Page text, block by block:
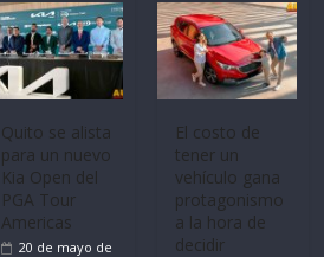
La FEDAK
recibe 12
Sinotruk
Bolden para
cubrir las rutas
de La Vuelta
El costo de
tener un
vehículo gana
protagonismo
a la hora de
decidir
30 de julio de
2026